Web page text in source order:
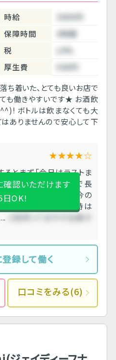
時給
3000円
保障時間
4時間
税
10%
厚生費
500円
ち着いた、とても良いお店で
ても働きやすいです★ お酒飲
ボトルは飲まなくても大
ありませんので安心して下
★★★★☆
とまず「今日はラストま
」と念を押されるので長
方がいいかもです。今の
がってますが。 私の時は
２回伺ってますが出勤す
確認いただけます
日OK!
録して働く
口コミをみる(6)